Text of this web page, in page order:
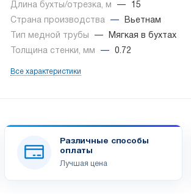
Длина бухты/отрезка, м
—
15
Страна производства
—
Вьетнам
Тип медной трубы
—
Мягкая в бухтах
Толщина стенки, мм
— 0.72
Все характеристики
Различные способы
оплаты
Лучшая цена